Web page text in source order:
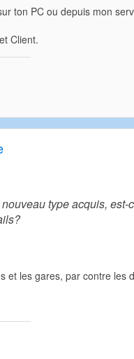
ton PC ou depuis mon
Client.
type acquis,
et les gares, par contre les